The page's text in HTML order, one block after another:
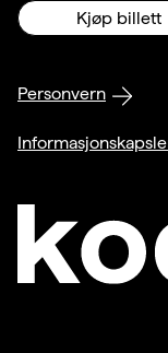
Kjøp billett
Personvern